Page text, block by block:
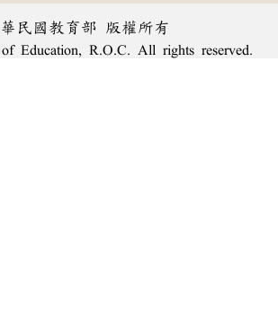
華民國教育部 版權所有
Education, R.O.C. All rights reserved.